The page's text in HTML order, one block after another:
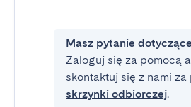
Masz pytanie
Zaloguj się za pomocą
skontaktuj się z nami
skrzynki odbiorczej.